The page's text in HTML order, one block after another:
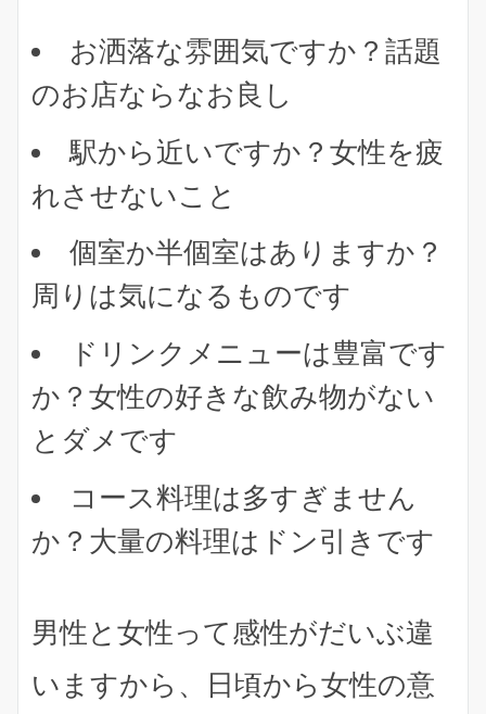
お洒落な雰囲気ですか？話題
のお店ならなお良し
駅から近いですか？女性を疲
れさせないこと
個室か半個室はありますか？
周りは気になるものです
ドリンクメニューは豊富です
か？女性の好きな飲み物がない
とダメです
コース料理は多すぎません
か？大量の料理はドン引きです
男性と女性って感性がだいぶ違
いますから、日頃から女性の意